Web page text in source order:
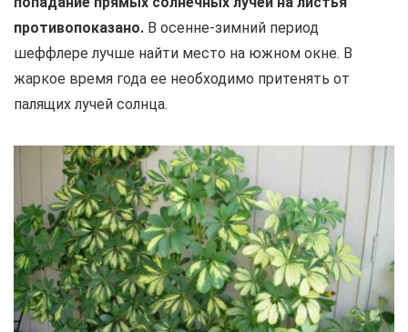
противопоказано. В осенне-зимний период
шеффлере лучше найти место на южном окне. В
жаркое время года ее необходимо притенять от
палящих лучей солнца.